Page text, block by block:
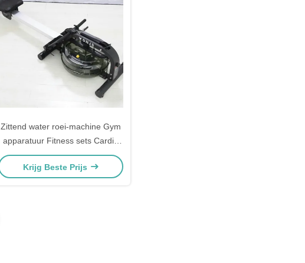
Zittend water roei-machine Gym
apparatuur Fitness sets Cardio
machine
Krijg Beste Prijs